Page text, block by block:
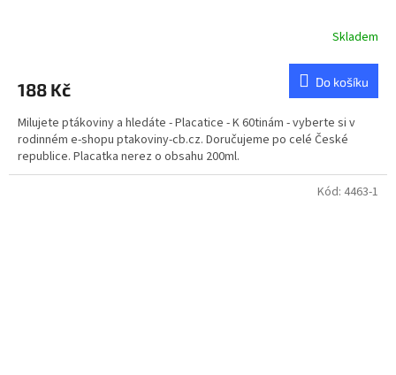
Skladem
188 Kč Do košíku
Milujete ptákoviny a hledáte - Placatice - K 60tinám - vyberte si v
rodinném e-shopu ptakoviny-cb.cz. Doručujeme po celé České
republice. Placatka nerez o obsahu 200ml.
Kód: 4463-1